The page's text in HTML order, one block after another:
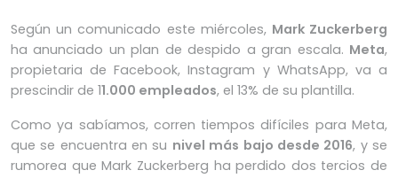
Según un comunicado este miércoles, Mark Zuckerberg
ha anunciado un plan de despido a gran escala. Meta,
propietaria de Facebook, Instagram y WhatsApp, va a
prescindir de 11.000 empleados, el 13% de su plantilla.
Como ya sabíamos, corren tiempos difíciles para Meta,
que se encuentra en su nivel más bajo desde 2016, y se
rumorea que Mark Zuckerberg ha perdido dos tercios de